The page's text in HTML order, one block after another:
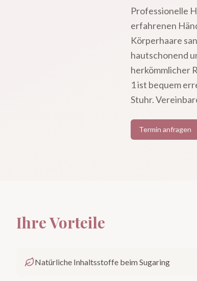
Professionelle
erfahrenen
Körperhaare
hautschonend
herkömmlicher
1 ist bequem
Stuhr.
Termin anfragen
Ihre Vorteile
Natürliche Inhaltsstoffe beim Sugaring